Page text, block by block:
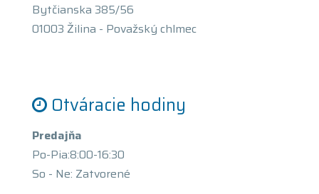
Bytčianska 385/56
01003 Žilina - Považský chlmec
Otváracie hodiny
Predajňa
Po-Pia:8:00-16:30
So - Ne: Zatvorené